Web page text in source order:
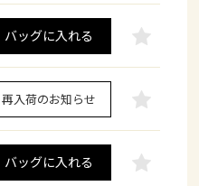
バッグに入れる
再入荷のお知らせ
バッグに入れる